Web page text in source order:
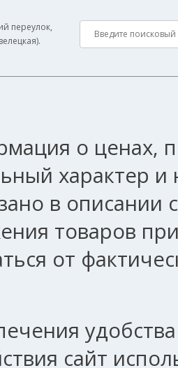
переулок,
о ценах,
характер
в описании
товаров
от
сайт